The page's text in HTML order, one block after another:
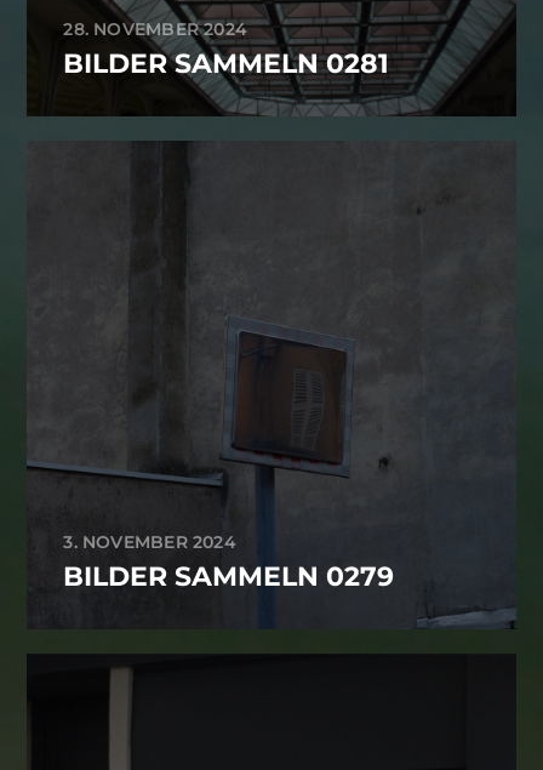
28. NOVEMBER 2024
BILDER SAMMELN 0281
3. NOVEMBER 2024
BILDER SAMMELN 0279